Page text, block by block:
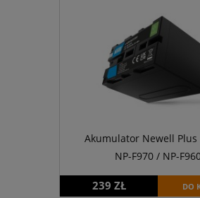
Akumulator Newell
NP-F970 / NP-
239 ZŁ DO